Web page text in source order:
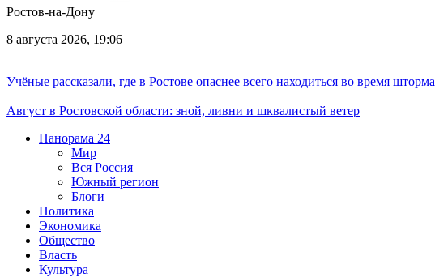
Ростов-на-Дону
8 августа 2026, 19:06
Учёные рассказали, где в Ростове опаснее всего находиться во время шторма
Август в Ростовской области: зной, ливни и шквалистый ветер
Панорама 24
Мир
Вся Россия
Южный регион
Блоги
Политика
Экономика
Общество
Власть
Культура